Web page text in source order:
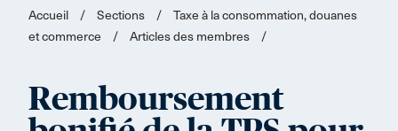
Accueil / Sections /
Taxe à la consommation, douanes
et commerce
/ Articles des membres /
Remboursement